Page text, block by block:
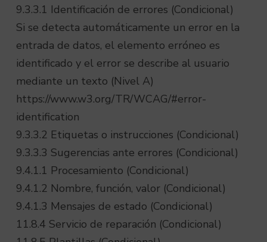
9.3.3.1 Identificación de errores (Condicional)
Si se detecta automáticamente un error en la
entrada de datos, el elemento erróneo es
identificado y el error se describe al usuario
mediante un texto (Nivel A)
https://www.w3.org/TR/WCAG/#error-
identification
9.3.3.2 Etiquetas o instrucciones (Condicional)
9.3.3.3 Sugerencias ante errores (Condicional)
9.4.1.1 Procesamiento (Condicional)
9.4.1.2 Nombre, función, valor (Condicional)
9.4.1.3 Mensajes de estado (Condicional)
11.8.4 Servicio de reparación (Condicional)